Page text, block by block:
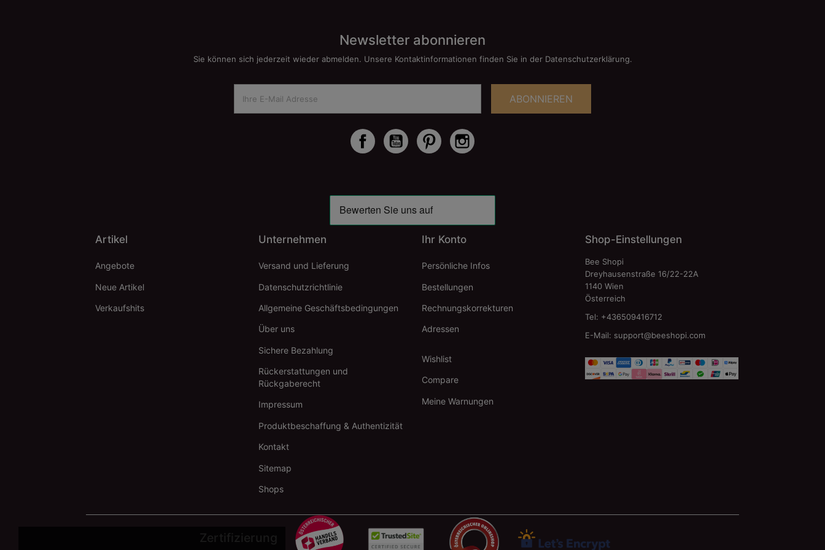
Newsletter abonnieren
Sie können sich jederzeit wieder abmelden. Unsere Kontaktinformationen finden Sie in der Datenschutzerklärung.
ABONNIEREN
Facebook YouTube Pinterest
Artikel
Angebote
Neue Artikel
Verkaufshits
Unternehmen
Versand und Lieferung
Datenschutzrichtlinie
Allgemeine Geschäftsbedingungen
Über uns
Sichere Bezahlung
Rückerstattungen und
Rückgaberecht
Impressum
Produktbeschaffung & Authentizität
Kontakt
Sitemap
Shops
Ihr Konto
Persönliche Infos
Bestellungen
Rechnungskorrekturen
Adressen
Wishlist
Compare
Meine Warnungen
Shop-Einstellungen
Bee Shopi
Dreyhausenstraße 16/22-22A
1140 Wien
Österreich
Tel: +436509416712
E-Mail: support@beeshopi.com